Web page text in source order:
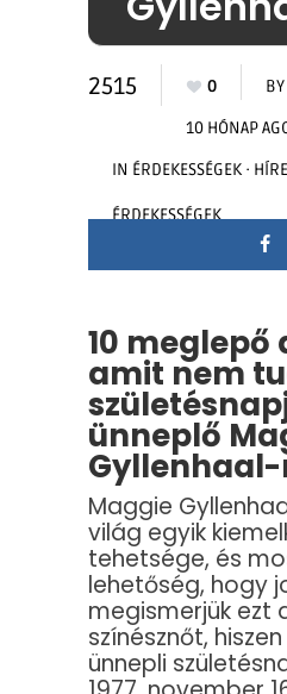
2515 0 BY
10 HÓNAP
IN ÉRDEKESSÉGEK ·
ÉRDEKESSÉGEK
10 meglepő
amit nem
ünneplő
Maggie
világ egyik
tehetsége, és
lehetőség, hogy
megismerjük ezt
színésznőt,
ünnepli